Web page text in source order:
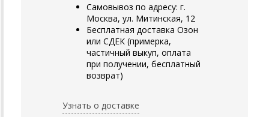
Самовывоз по адресу: г.
Москва, ул. Митинская, 12
Бесплатная доставка Озон
или СДЕК (примерка,
частичный выкуп, оплата
при получении, бесплатный
возврат)
Узнать о доставке